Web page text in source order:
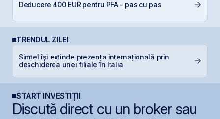
Deducere 400 EUR pentru PFA - pas cu pas
TRENDUL ZILEI
Simtel își extinde prezența internațională prin
deschiderea unei filiale în Italia
START INVESTIȚII
Discută direct cu un broker sau